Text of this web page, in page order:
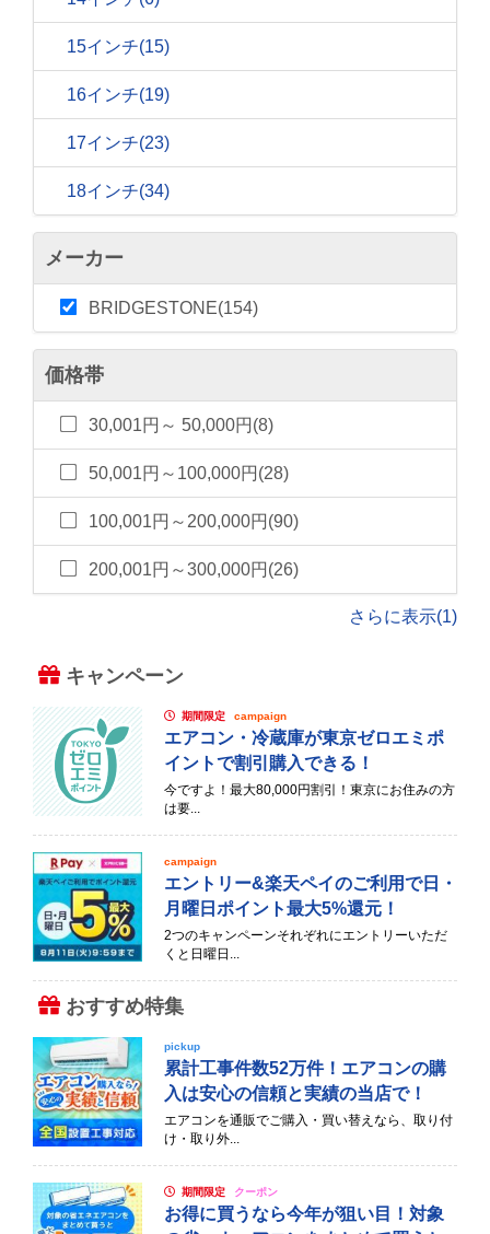
15インチ(15)
16インチ(19)
17インチ(23)
18インチ(34)
メーカー
BRIDGESTONE(154)
価格帯
30,001円～ 50,000円(8)
50,001円～100,000円(28)
100,001円～200,000円(90)
200,001円～300,000円(26)
さらに表示(1)
キャンペーン
期間限定 campaign
エアコン・冷蔵庫が東京ゼロエミポ
イントで割引購入できる！
今ですよ！最大80,000円割引！東京にお住みの方
は要...
campaign
エントリー&楽天ペイのご利用で日・
月曜日ポイント最大5%還元！
2つのキャンペーンそれぞれにエントリーいただ
くと日曜日...
おすすめ特集
pickup
累計工事件数52万件！エアコンの購
入は安心の信頼と実績の当店で！
エアコンを通販でご購入・買い替えなら、取り付
け・取り外...
期間限定 クーポン
お得に買うなら今年が狙い目！対象